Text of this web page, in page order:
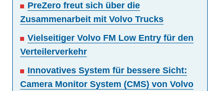
PreZero freut sich über die
Zusammenarbeit mit Volvo Trucks
Vielseitiger Volvo FM Low Entry für den
Verteilerverkehr
Innovatives System für bessere Sicht:
Camera Monitor System (CMS) von Volvo